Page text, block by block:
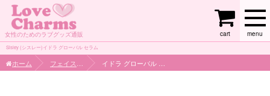
女性のためのラブグッズ通販 menu
cart
Sisley (シスレー)イドラ グローバル セラム
ホーム